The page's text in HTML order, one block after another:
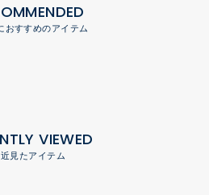
おすすめのアイテム
VIEWED
見たアイテム